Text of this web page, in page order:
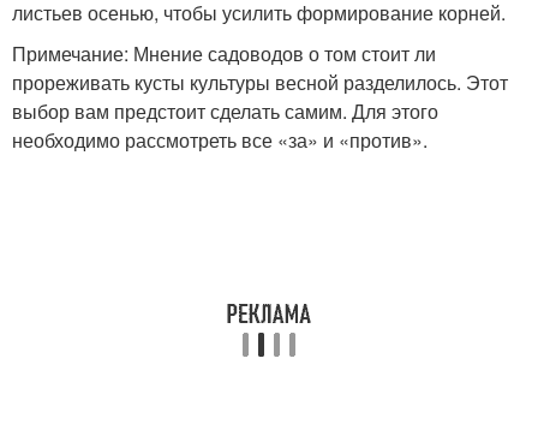
листьев осенью, чтобы усилить формирование корней.
Примечание: Мнение садоводов о том стоит ли
прореживать кусты культуры весной разделилось. Этот
выбор вам предстоит сделать самим. Для этого
необходимо рассмотреть все «за» и «против».